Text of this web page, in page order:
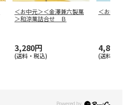
＜お中元＞＜金澤兼六製菓
＞和涼菓詰合せ Ｂ
3,280円
(送料・税込)
＜お中元＞
4,850円
(送料・税込)